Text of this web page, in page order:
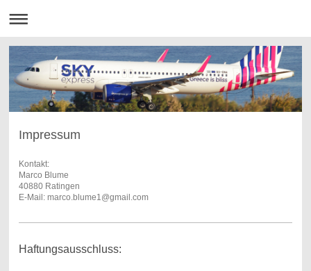
Impressum
Kontakt:
Marco Blume
40880 Ratingen
E-Mail: marco.blume1@gmail.com
Haftungsausschluss: